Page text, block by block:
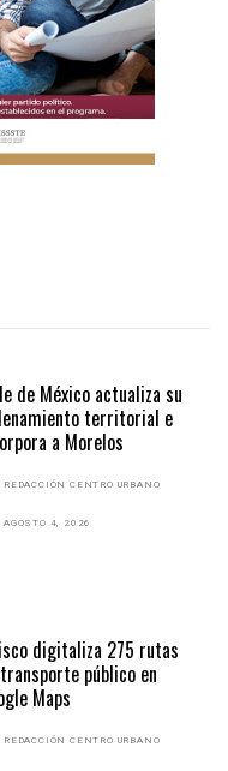
de México actualiza su
territorial e
a Morelos
REDACCIÓN CENTRO URBANO
AGOSTO 4, 2026
digitaliza 275 rutas
público en
Maps
REDACCIÓN CENTRO URBANO